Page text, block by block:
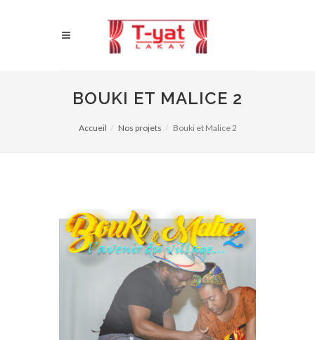
BOUKI ET MALICE 2
Accueil Nos projets Bouki et Malice 2